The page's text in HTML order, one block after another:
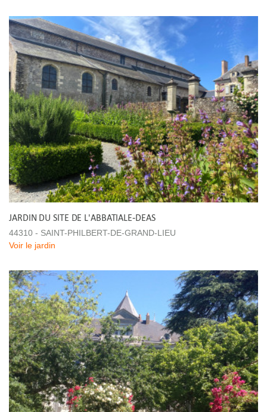
JARDIN DU SITE DE L'ABBATIALE-DEAS
44310 - SAINT-PHILBERT-DE-GRAND-LIEU
Voir le jardin